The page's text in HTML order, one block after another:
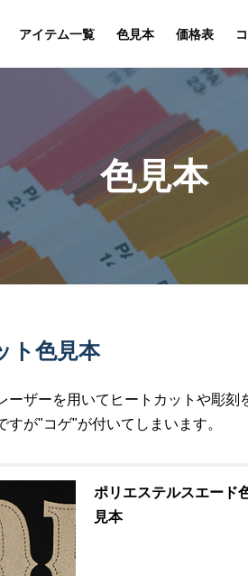
アイテム一覧 色見本 価格表
色見本
ト色見本
ーザーを用いてヒートカットや彫
すが"コゲ"が付いてしまいます。
ポリエステルスエード
見本